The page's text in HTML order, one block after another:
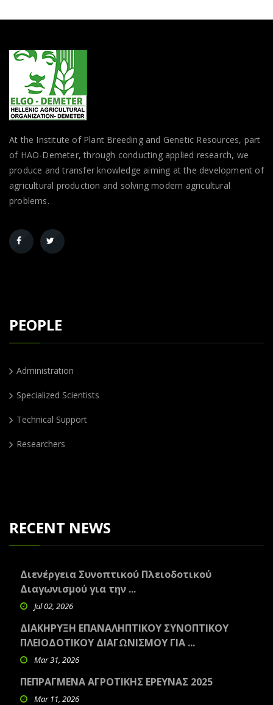
At the Institute of Plant Breeding and Genetic Resources, part
of HAO-Demeter, through conducting applied research, we
produce and transfer knowledge aiming at the development of
agricultural production and solving modern agricultural
problems.
PEOPLE
Administration
Specialized Scientists
Technical Support
Researchers
RECENT NEWS
Διενέργεια Συνοπτικού Πλειοδοτικού
Διαγωνισμού για την ...
Jul 02, 2026
ΔΙΑΚΗΡΥΞΗ ΕΠΑΝΑΛΗΠΤΙΚΟΥ ΣΥΝΟΠΤΙΚΟΥ
ΠΛΕΙΟΔΟΤΙΚΟΥ ΔΙΑΓΩΝΙΣΜΟΥ ΓΙΑ ...
Mar 31, 2026
ΠΕΠΡΑΓΜΕΝΑ ΑΓΡΟΤΙΚΗΣ ΕΡΕΥΝΑΣ 2025
Mar 11, 2026